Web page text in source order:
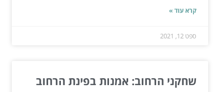
קרא עוד »
ספט 12, 2021
שחקני הרחוב: אמנות בפינת הרחוב